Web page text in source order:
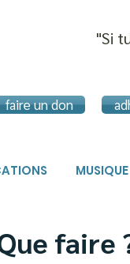
"Si
faire un don
MUSIQUE
faire